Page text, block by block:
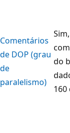
Comentários
de DOP (grau
de
paralelismo)
do